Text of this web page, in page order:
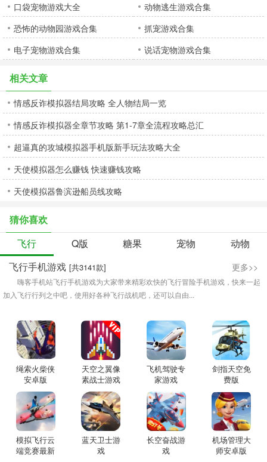
口袋宠物游戏大全
动物逃生游戏合集
恐怖的动物园游戏合集
抓宠游戏合集
电子宠物游戏合集
说话宠物游戏合集
相关文章
情感反诈模拟器结局攻略 全人物结局一览
情感反诈模拟器全章节攻略 第1-7章全流程攻略总汇
超逼真的攻城模拟器手机版新手玩法攻略大全
天使模拟器怎么赚钱 快速赚钱攻略
天使模拟器鲁滨逊船员线攻略
猜你喜欢
飞行
Q版 糖果 宠物
动物
飞行手机游戏 [共3141款] 更多>>
嗨客手机站飞行手机游戏为大家带来精彩欢快的飞行冒险手机游戏，快来一起
加入飞行行列之中吧，使用好各种飞行战机吧，还可以自由...
绳索火柴侠
安卓版
天空之翼像
素战士游戏
飞机驾驶专
家游戏
剑指天空免
费版
模拟飞行云
端竞赛最新
蓝天卫士游
戏
长空奋战游
戏
机场管理大
师安卓版